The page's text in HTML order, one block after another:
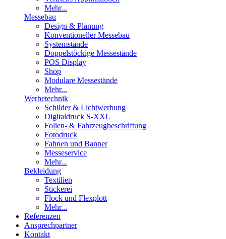
Mehr...
Messebau
Design & Planung
Konventioneller Messebau
Systemstände
Doppelstöckige Messestände
POS Display
Shop
Modulare Messestände
Mehr...
Werbetechnik
Schilder & Lichtwerbung
Digitaldruck S-XXL
Folien- & Fahrzeugbeschriftung
Fotodruck
Fahnen und Banner
Messeservice
Mehr...
Bekleidung
Textilien
Stickerei
Flock und Flexplott
Mehr...
Referenzen
Ansprechpartner
Kontakt